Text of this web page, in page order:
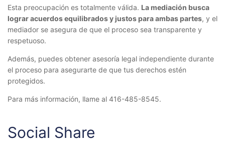
Esta preocupación es totalmente válida. La mediación busca
lograr acuerdos equilibrados y justos para ambas partes, y el
mediador se asegura de que el proceso sea transparente y
respetuoso.
Además, puedes obtener asesoría legal independiente durante
el proceso para asegurarte de que tus derechos estén
protegidos.
Para más información, llame al 416-485-8545.
Social Share